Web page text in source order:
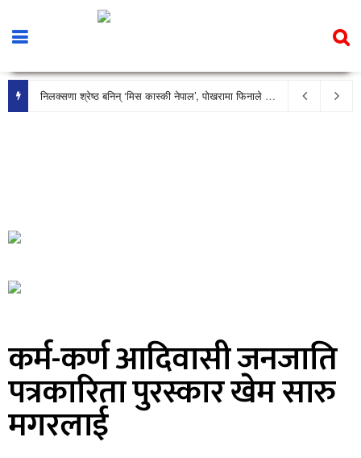
निलक्सणा श्रेष्ठ बनिन् ‘मिस कास्की नेपाल’, पोखरामा फिनाले भव्य रूपमा सम्पन्न
कर्म-कर्ण आदिवासी जनजाति
पत्रकारिता पुरस्कार खेम सारु
मगरलाई